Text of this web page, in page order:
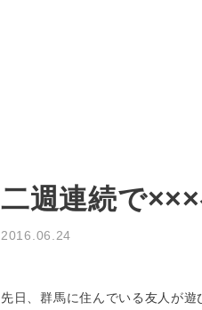
二週連続で
2016.06.24
先日、群馬に住んでいる友人が